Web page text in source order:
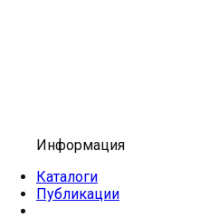
Информация
Каталоги
Публикации